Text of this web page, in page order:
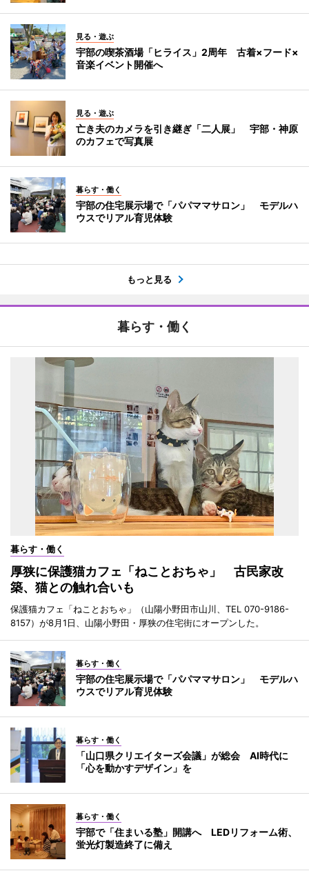
見る・遊ぶ
宇部の喫茶酒場「ヒライス」2周年 古着×フード×
音楽イベント開催へ
見る・遊ぶ
亡き夫のカメラを引き継ぎ「二人展」 宇部・神原
のカフェで写真展
暮らす・働く
宇部の住宅展示場で「パパママサロン」 モデルハ
ウスでリアル育児体験
もっと見る
暮らす・働く
暮らす・働く
厚狭に保護猫カフェ「ねことおちゃ」 古民家改
築、猫との触れ合いも
保護猫カフェ「ねことおちゃ」（山陽小野田市山川、TEL 070-9186-
8157）が8月1日、山陽小野田・厚狭の住宅街にオープンした。
暮らす・働く
宇部の住宅展示場で「パパママサロン」 モデルハ
ウスでリアル育児体験
暮らす・働く
「山口県クリエイターズ会議」が総会 AI時代に
「心を動かすデザイン」を
暮らす・働く
宇部で「住まいる塾」開講へ LEDリフォーム術、
蛍光灯製造終了に備え